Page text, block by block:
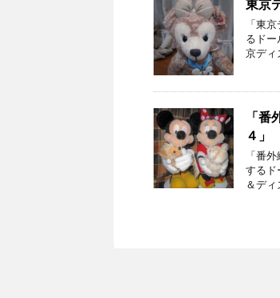
東京
「東
るド
京ディ
「
４」
「番
する
＆デ